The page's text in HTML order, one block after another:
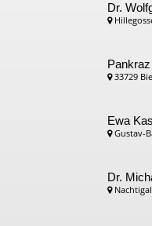
Dr.
33729
Ewa
Gustav-
Dr.